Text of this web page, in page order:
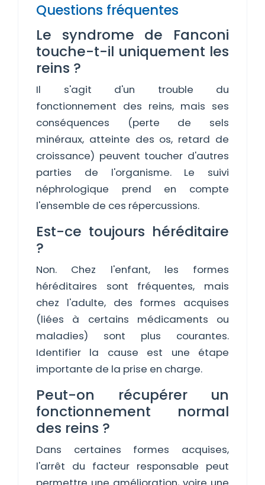
Questions fréquentes
Le syndrome de Fanconi
touche-t-il uniquement les
reins ?
Il s'agit d'un trouble du
fonctionnement des reins, mais ses
conséquences (perte de sels
minéraux, atteinte des os, retard de
croissance) peuvent toucher d'autres
parties de l'organisme. Le suivi
néphrologique prend en compte
l'ensemble de ces répercussions.
Est-ce toujours héréditaire
?
Non. Chez l'enfant, les formes
héréditaires sont fréquentes, mais
chez l'adulte, des formes acquises
(liées à certains médicaments ou
maladies) sont plus courantes.
Identifier la cause est une étape
importante de la prise en charge.
Peut-on récupérer un
fonctionnement normal
des reins ?
Dans certaines formes acquises,
l'arrêt du facteur responsable peut